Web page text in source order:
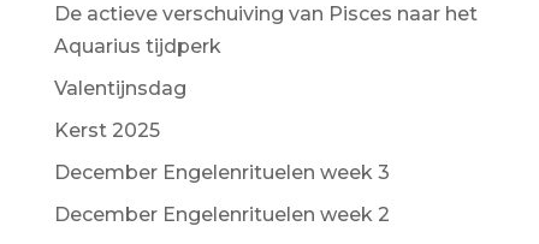
De actieve verschuiving van Pisces naar het
Aquarius tijdperk
Valentijnsdag
Kerst 2025
December Engelenrituelen week 3
December Engelenrituelen week 2